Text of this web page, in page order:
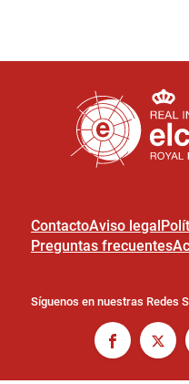
ContactoAviso legal
Preguntas frecuentes
Síguenos en nuestras Redes